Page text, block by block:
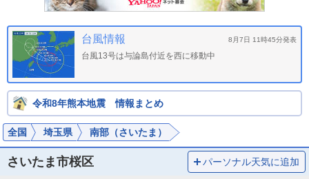
台風情報 8月7日 11時45分発表
台風13号は与論島付近を西に移動中
令和8年熊本地震 情報まとめ
全国 埼玉県 南部（さいたま）
さいたま市桜区 パーソナル天気に追加